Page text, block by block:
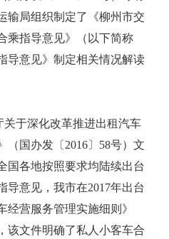
输局组织制定了《柳州市交
乘指导意见》（以下简称
导意见》 制定相关情况解读
关于深化改革推进出租汽车
（国办发〔 2016〕 58号） 文
国各地按照要求均陆续出台
导意见，我市在2017年出台
经营服务管理实施细则》
该文件明确了私人小客车合